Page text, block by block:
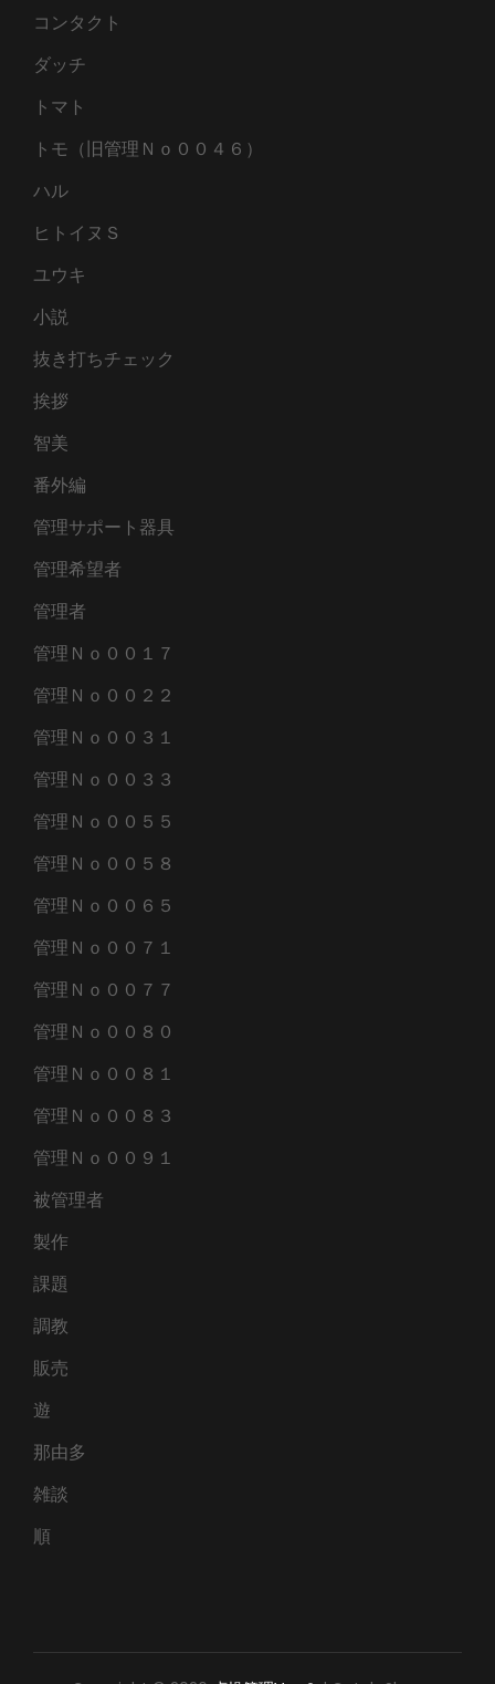
コンタクト
ダッチ
トマト
トモ（旧管理Ｎｏ００４６）
ハル
ヒトイヌＳ
ユウキ
小説
抜き打ちチェック
挨拶
智美
番外編
管理サポート器具
管理希望者
管理者
管理Ｎｏ００１７
管理Ｎｏ００２２
管理Ｎｏ００３１
管理Ｎｏ００３３
管理Ｎｏ００５５
管理Ｎｏ００５８
管理Ｎｏ００６５
管理Ｎｏ００７１
管理Ｎｏ００７７
管理Ｎｏ００８０
管理Ｎｏ００８１
管理Ｎｏ００８３
管理Ｎｏ００９１
被管理者
製作
課題
調教
販売
遊
那由多
雑談
順